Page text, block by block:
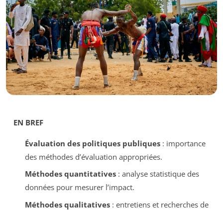
EN BREF
Évaluation des politiques publiques: importance
des méthodes d’évaluation appropriées.
Méthodes quantitatives: analyse statistique des
données pour mesurer l’impact.
Méthodes qualitatives: entretiens et recherches de